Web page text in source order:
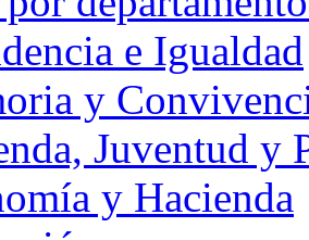
e Igualdad
y
Juventud y
y Hacienda